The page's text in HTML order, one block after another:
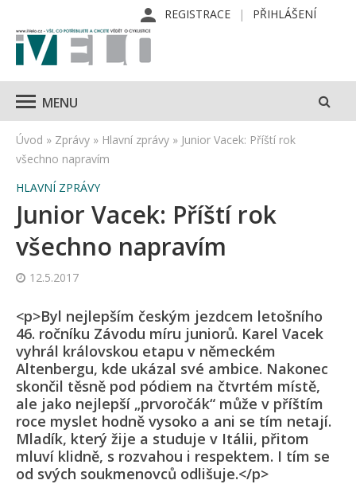
REGISTRACE PŘIHLÁŠENÍ
MENU
Úvod » Zprávy » Hlavní zprávy » Junior Vacek: Příští rok
všechno napravím
HLAVNÍ ZPRÁVY
Junior Vacek: Příští rok
všechno napravím
12.5.2017
<p>Byl nejlepším českým jezdcem letošního
46. ročníku Závodu míru juniorů. Karel Vacek
vyhrál královskou etapu v německém
Altenbergu, kde ukázal své ambice. Nakonec
skončil těsně pod pódiem na čtvrtém místě,
ale jako nejlepší „prvoročák“ může v příštím
roce myslet hodně vysoko a ani se tím netají.
Mladík, který žije a studuje v Itálii, přitom
mluví klidně, s rozvahou i respektem. I tím se
od svých soukmenovců odlišuje.</p>